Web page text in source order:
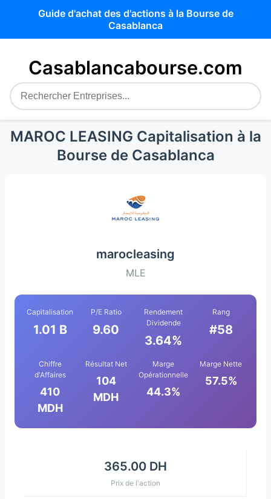
Guide d'achat des d'actions à la Bourse de
Casablanca
Casablancabourse.com
MAROC LEASING Capitalisation à la
Bourse de Casablanca
marocleasing
MLE
Capitalisation
1.01 B
P/E Ratio
9.60
Rendement
Dividende
3.64%
Rang
#58
Chiffre
d'Affaires
410
MDH
Résultat Net
104
MDH
Marge
Opérationnelle
44.3%
Marge Nette
57.5%
365.00 DH
Prix de l'action